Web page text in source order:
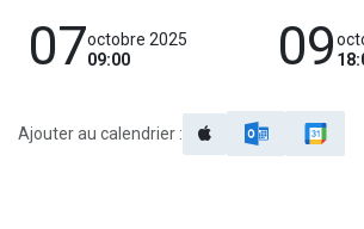
07octobre 2025
09:00
09
Ajouter au calendrier :